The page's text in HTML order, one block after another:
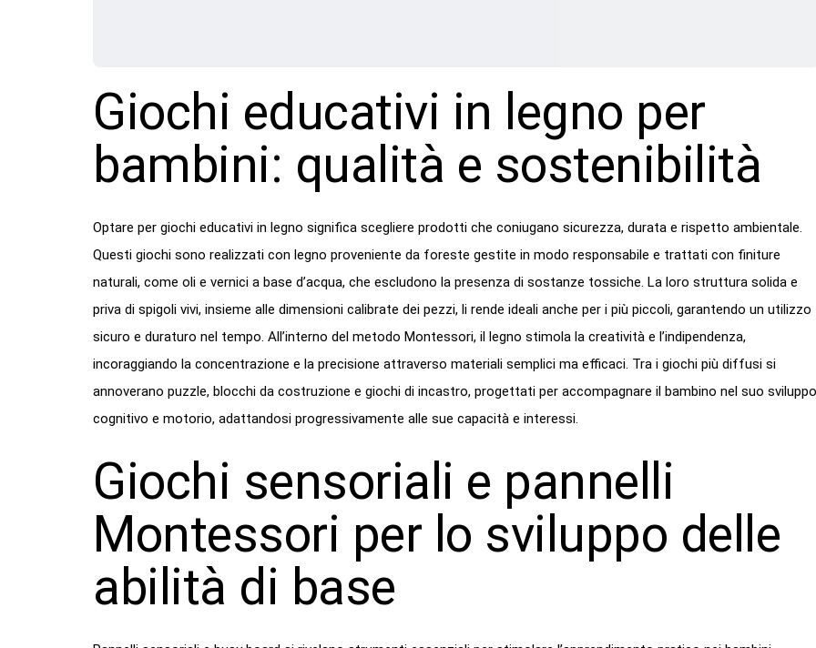
Giochi educativi in legno per
bambini: qualità e sostenibilità
Optare per giochi educativi in legno significa scegliere prodotti che coniugano sicurezza, durata e rispetto ambientale.
Questi giochi sono realizzati con legno proveniente da foreste gestite in modo responsabile e trattati con finiture
naturali, come oli e vernici a base d’acqua, che escludono la presenza di sostanze tossiche. La loro struttura solida e
priva di spigoli vivi, insieme alle dimensioni calibrate dei pezzi, li rende ideali anche per i più piccoli, garantendo un utilizzo
sicuro e duraturo nel tempo. All’interno del metodo Montessori, il legno stimola la creatività e l’indipendenza,
incoraggiando la concentrazione e la precisione attraverso materiali semplici ma efficaci. Tra i giochi più diffusi si
annoverano puzzle, blocchi da costruzione e giochi di incastro, progettati per accompagnare il bambino nel suo sviluppo
cognitivo e motorio, adattandosi progressivamente alle sue capacità e interessi.
Giochi sensoriali e pannelli
Montessori per lo sviluppo delle
abilità di base